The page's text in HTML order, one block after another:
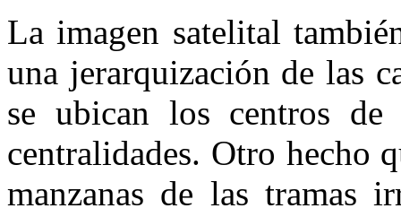
La imagen satelital
una jerarquización de las
se ubican los centros
centralidades. Otro hecho
manzanas de las tramas